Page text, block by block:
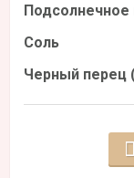
Подсолнечное
Соль
Черный перец